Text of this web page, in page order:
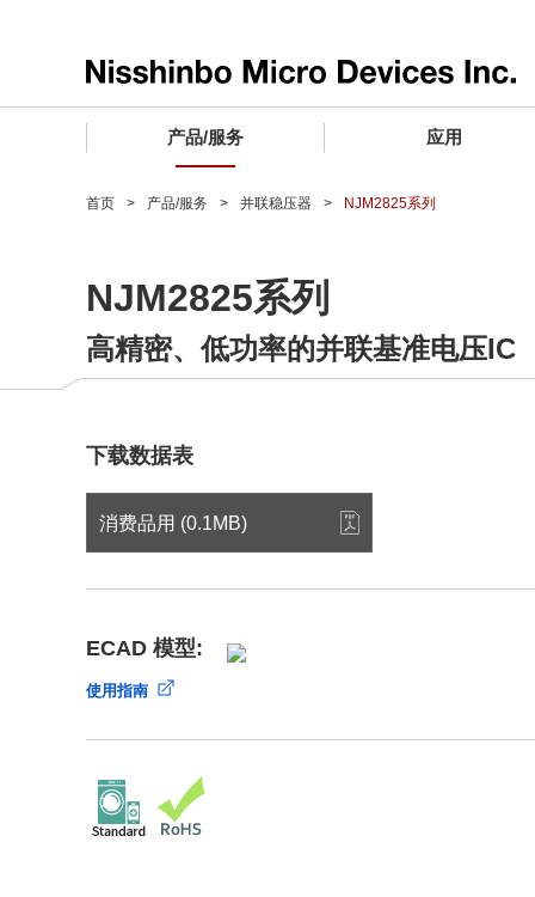
产品/服务
微波产品
晶圆代工服务
应用
车载用IC
工业设备用IC
微波产品
微波产品
寻找交叉参考产品
电子器件
微波产品
微波产品
企业理念
公司简介
业务地点
CSR活动 (日本)
合规举报中心
了解⽇清纺微电⼦株式会社
首页 产品/服务 并联稳压器 NJM2825系列
NJM2825系列
高精密、低功率的并联基准电压IC
下载数据表
消费品用 (0.1MB)
ECAD 模型:
使用指南